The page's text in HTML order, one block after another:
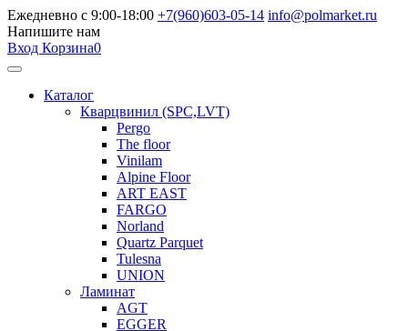
Ежедневно с 9:00-18:00 +7(960)603-05-14 info@polmarket.ru
Напишите нам
Вход Корзина0
Каталог
Кварцвинил (SPC,LVT)
Pergo
The floor
Vinilam
Alpine Floor
ART EAST
FARGO
Norland
Quartz Parquet
Tulesna
UNION
Ламинат
AGT
EGGER